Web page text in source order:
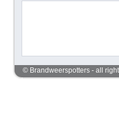
© Brandweerspotters - all